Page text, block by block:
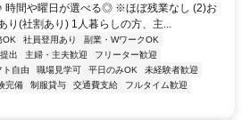
時間や曜日が選べる◎ ※ほぼ残業なし (2)お
り(社割あり) 1人暮らしの方、主...
OK 社員登用あり
副業・WワークOK
出 主婦・主夫歓迎
フリーター歓迎
ト自由 職場見学可 平日のみOK
未経験者歓迎
完備 制服貸与 交通費支給
フルタイム歓迎